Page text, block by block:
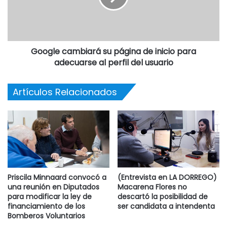
Google cambiará su página de inicio para
adecuarse al perfil del usuario
Artículos Relacionados
Priscila Minnaard convocó a
una reunión en Diputados
para modificar la ley de
financiamiento de los
Bomberos Voluntarios
(Entrevista en LA DORREGO)
Macarena Flores no
descartó la posibilidad de
ser candidata a intendenta